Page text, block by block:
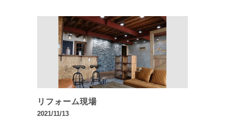
リフォーム現場
2021/11/13